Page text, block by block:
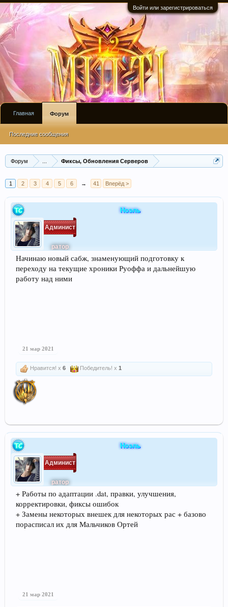
Войти или зарегистрироваться
Форум Фиксы, Обновления Серверов
1 2 3 4 5 6 → 41 Вперёд >
Ноэль
Админист
ратор
Начинаю новый сабж, знаменующий подготовку к
переходу на текущие хроники Руоффа и дальнейшую
работу над ними
21 мар 2021
Нравится! x 6 Победитель! x 1
Ноэль
Админист
ратор
+ Работы по адаптации .dat, правки, улучшения,
корректировки, фиксы ошибок
+ Замены некоторых внешек для некоторых рас + базово
порасписал их для Мальчиков Ортей
21 мар 2021
Главная Форум
Последние сообщения